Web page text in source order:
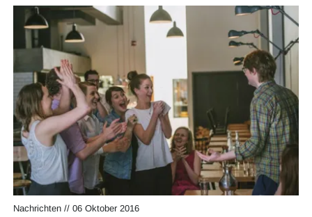
Nachrichten// 06 Oktober 2016